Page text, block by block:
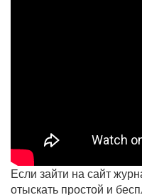
Если зайти на сайт
отыскать простой и